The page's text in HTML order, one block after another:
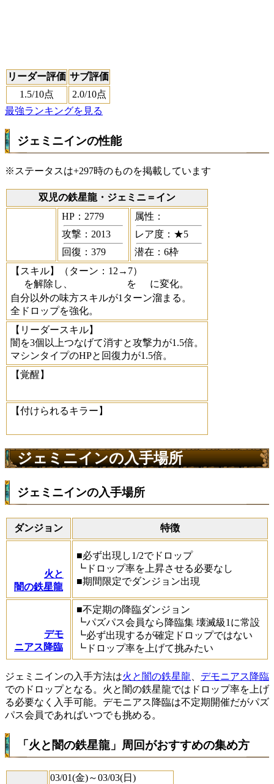
リーダー評価 サブ評価
1.5/10点 2.0/10点
最強ランキングを見る
ジェミニインの性能
※ステータスは+297時のものを掲載しています
双児の鉄星龍・ジェミニ＝イン
HP：2779
攻撃：2013
回復：379
属性：
レア度：★5
潜在：6枠
【スキル】
（ターン：12→7）
を解除し、
を
に変化。
自分以外の味方スキルが1ターン溜まる。
全ドロップを強化。
【リーダースキル】
闇を3個以上つなげて消すと攻撃力が1.5倍。
マシンタイプのHPと回復力が1.5倍。
【覚醒】
【付けられるキラー】
ジェミニインの入手場所
ジェミニインの入手場所
ダンジョン 特徴
火と
闇の鉄星龍
■必ず出現し1/2でドロップ
┗ドロップ率を上昇させる必要なし
■期間限定でダンジョン出現
デモ
ニアス降臨
■不定期の降臨ダンジョン
┗パズパス会員なら降臨集 壊滅級1に常設
┗必ず出現するが確定ドロップではない
┗ドロップ率を上げて挑みたい
ジェミニインの入手方法は火と闇の鉄星龍
デモニアス降臨
でのドロップとなる。火と闇の鉄星龍ではドロップ率を上げ
る必要なく入手可能。デモニアス降臨は不定期開催だがパズ
パス会員であればいつでも挑める。
「火と闇の鉄星龍」周回がおすすめの集め方
03/01(金)～03/03(日)